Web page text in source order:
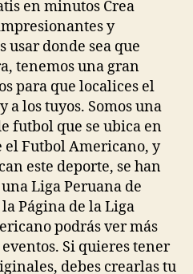
en minutos Crea
y
donde sea que
tenemos una gran
para que localices el
a los tuyos. Somos una
futbol que se ubica en
el Futbol Americano, y
este deporte, se han
Liga Peruana de
Página de la Liga
podrás ver más
Si quieres tener
debes crearlas tu